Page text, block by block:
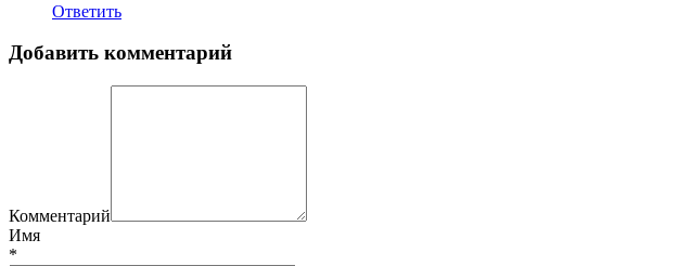
Ответить
Добавить комментарий
Комментарий
Имя
*